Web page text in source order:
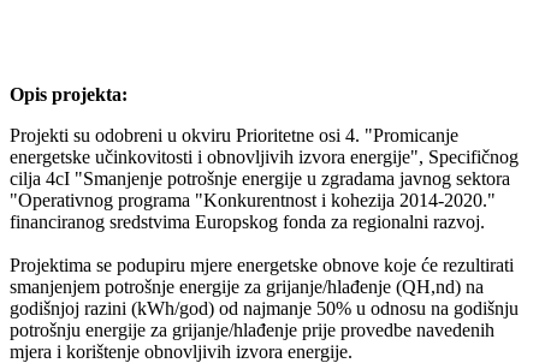
Opis projekta:
Projekti su odobreni u okviru Prioritetne osi 4. "Promicanje
energetske učinkovitosti i obnovljivih izvora energije", Specifičnog
cilja 4cI "Smanjenje potrošnje energije u zgradama javnog sektora
"Operativnog programa "Konkurentnost i kohezija 2014-2020."
financiranog sredstvima Europskog fonda za regionalni razvoj.
Projektima se podupiru mjere energetske obnove koje će rezultirati
smanjenjem potrošnje energije za grijanje/hlađenje (QH,nd) na
godišnjoj razini (kWh/god) od najmanje 50% u odnosu na godišnju
potrošnju energije za grijanje/hlađenje prije provedbe navedenih
mjera i korištenje obnovljivih izvora energije.